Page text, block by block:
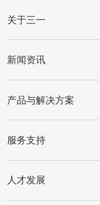
关于三一
新闻资讯
产品与解决方案
服务支持
人才发展